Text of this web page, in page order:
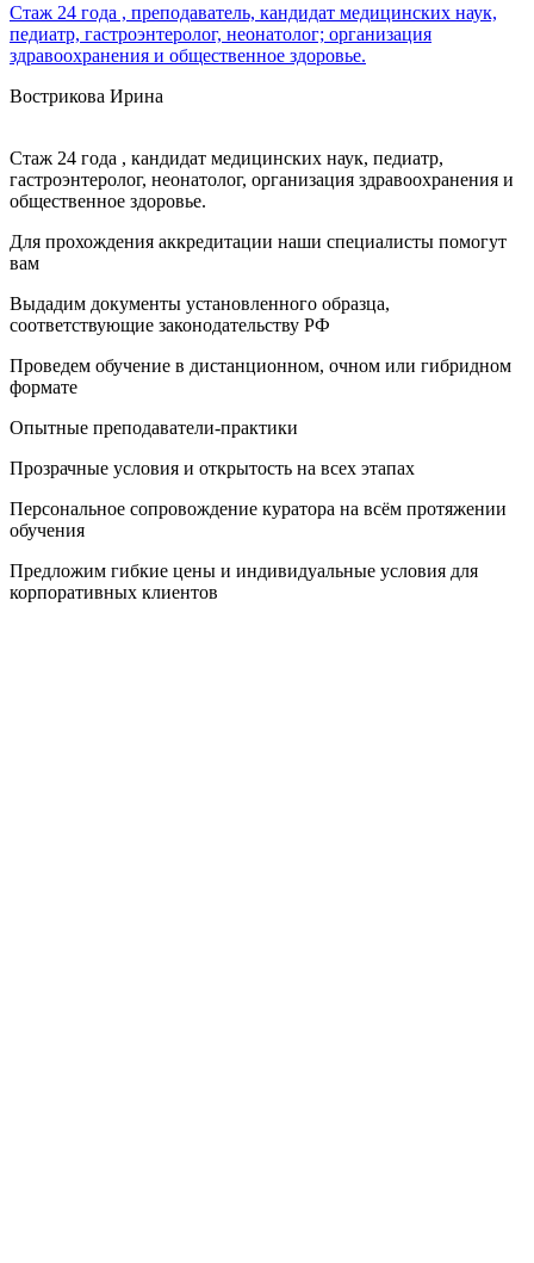
Стаж 24 года , преподаватель, кандидат медицинских наук,
педиатр, гастроэнтеролог, неонатолог; организация
здравоохранения и общественное здоровье.
Вострикова Ирина
Стаж 24 года , кандидат медицинских наук, педиатр,
гастроэнтеролог, неонатолог, организация здравоохранения и
общественное здоровье.
Для прохождения аккредитации наши специалисты помогут
вам
Выдадим документы установленного образца,
соответствующие законодательству РФ
Проведем обучение в дистанционном, очном или гибридном
формате
Опытные преподаватели-практики
Прозрачные условия и открытость на всех этапах
Персональное сопровождение куратора на всём протяжении
обучения
Предложим гибкие цены и индивидуальные условия для
корпоративных клиентов